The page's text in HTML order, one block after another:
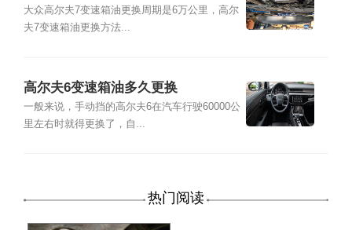
箱油怎么更换
大众高尔夫7变速箱油更换周期是6万公里，高尔
夫7变速箱油更换方法...
高尔夫6变速箱油多久更换
一般来说，手动挡的高尔夫6在汽车行驶60000公
里左右时就得更换了，自...
热门阅读